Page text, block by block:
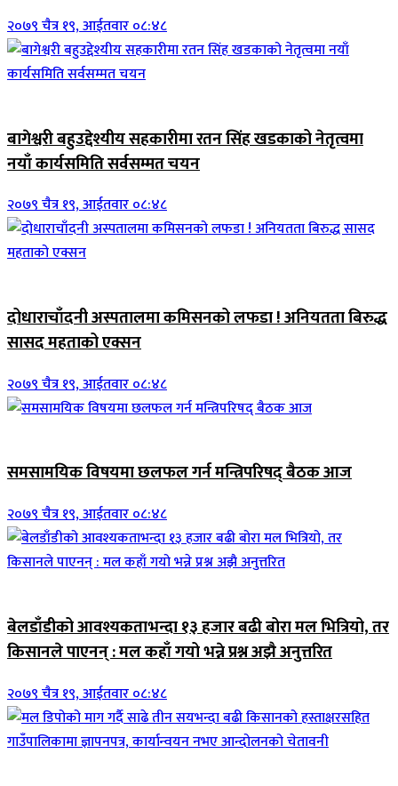
२०७९ चैत्र १९, आईतवार ०८:४८
बागेश्वरी बहुउद्देश्यीय सहकारीमा रतन सिंह खडकाको नेतृत्वमा
नयाँ कार्यसमिति सर्वसम्मत चयन
२०७९ चैत्र १९, आईतवार ०८:४८
दोधाराचाँदनी अस्पतालमा कमिसनको लफडा ! अनियतता बिरुद्ध
सासद महताको एक्सन
२०७९ चैत्र १९, आईतवार ०८:४८
समसामयिक विषयमा छलफल गर्न मन्त्रिपरिषद् बैठक आज
२०७९ चैत्र १९, आईतवार ०८:४८
बेलडाँडीको आवश्यकताभन्दा १३ हजार बढी बोरा मल भित्रियो, तर
किसानले पाएनन् : मल कहाँ गयो भन्ने प्रश्न अझै अनुत्तरित
२०७९ चैत्र १९, आईतवार ०८:४८